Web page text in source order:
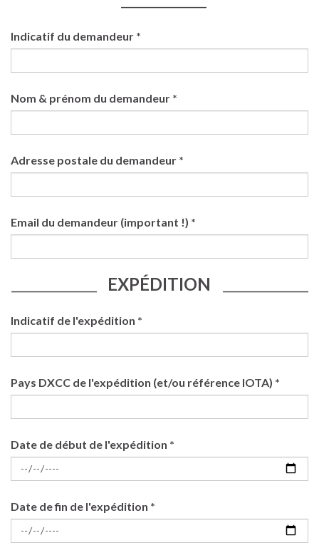
Indicatif du demandeur *
Nom & prénom du demandeur *
Adresse postale du demandeur *
Email du demandeur (important !) *
EXPÉDITION
Indicatif de l'expédition *
Pays DXCC de l'expédition (et/ou référence IOTA) *
Date de début de l'expédition *
Date de fin de l'expédition *